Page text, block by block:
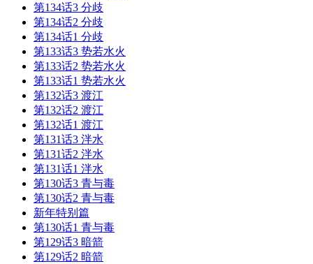
第134话3 分歧
第134话2 分歧
第134话1 分歧
第133话3 势若水火
第133话2 势若水火
第133话1 势若水火
第132话3 渡江
第132话2 渡江
第132话1 渡江
第131话3 泮水
第131话2 泮水
第131话1 泮水
第130话3 青与毒
第130话2 青与毒
新年特别篇
第130话1 青与毒
第129话3 暗箭
第129话2 暗箭